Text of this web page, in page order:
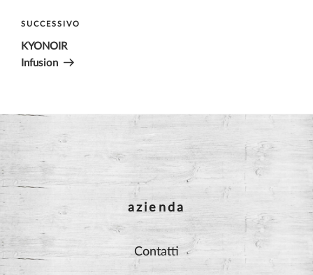
Articolo
successivo
SUCCESSIVO
KYONOIR
Infusion
azienda
Contatti